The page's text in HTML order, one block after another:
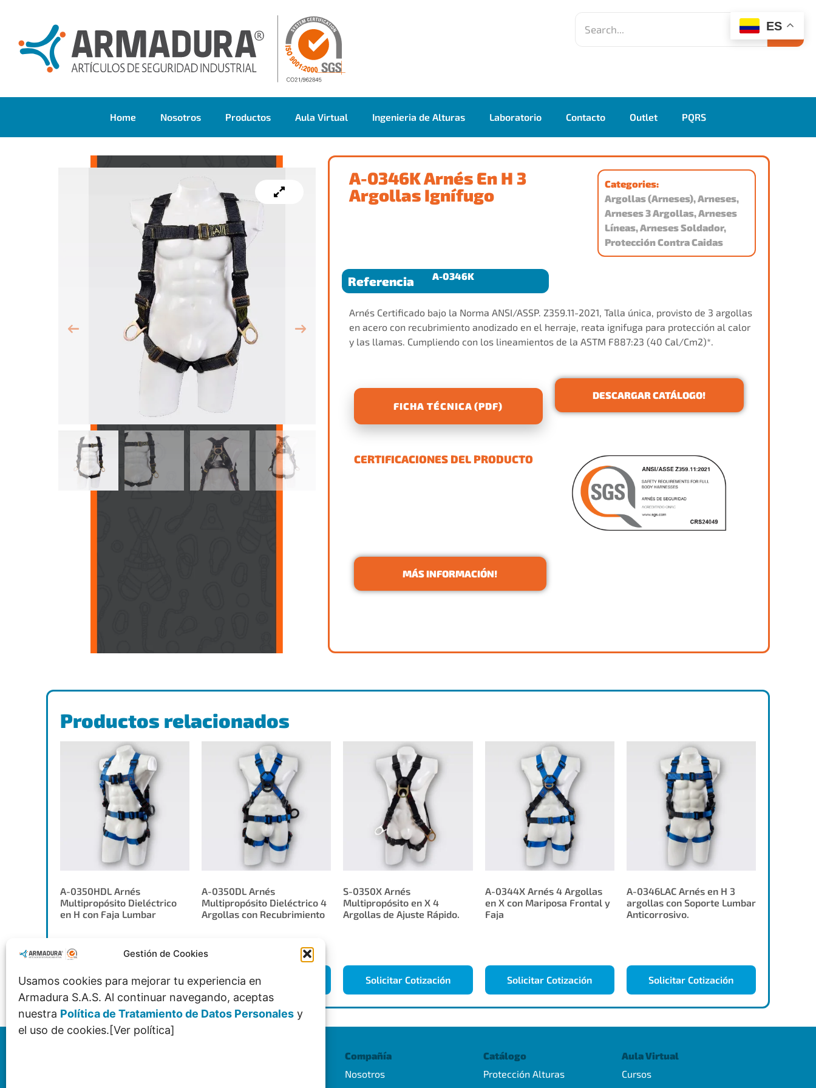
Gestión de Cookies
Usamos cookies para mejorar tu experiencia en
Armadura S.A.S. Al continuar navegando, aceptas
nuestra Política de Tratamiento de Datos Personales y
el uso de cookies.[Ver política]
Home Nosotros Productos Aula Virtual Ingenieria de Alturas Laboratorio Contacto Outlet PQRS
A-0346K Arnés En H 3
Argollas Ignífugo
Categories:
Argollas (Arneses),Arneses,
Arneses 3 Argollas,Arneses
Líneas,Arneses Soldador,
Protección Contra Caidas
Referencia A-0346K
Arnés Certificado bajo la Norma ANSI/ASSP. Z359.11-2021, Talla única, provisto de 3 argollas
en acero con recubrimiento anodizado en el herraje, reata ignifuga para protección al calor
y las llamas. Cumpliendo con los lineamientos de la ASTM F887:23 (40 Cal/Cm2)*.
FICHA TÉCNICA (PDF)
DESCARGAR CATÁLOGO!
CERTIFICACIONES DEL PRODUCTO
MÁS INFORMACIÓN!
Productos relacionados
A-0350HDL Arnés
Multipropósito Dieléctrico
en H con Faja Lumbar
Solicitar Cotización
A-0350DL Arnés
Multipropósito Dieléctrico 4
Argollas con Recubrimiento
Solicitar Cotización
S-0350X Arnés
Multipropósito en X 4
Argollas de Ajuste Rápido.
Solicitar Cotización
A-0344X Arnés 4 Argollas
en X con Mariposa Frontal y
Faja
Solicitar Cotización
A-0346LAC Arnés en H 3
argollas con Soporte Lumbar
Anticorrosivo.
Solicitar Cotización
Compañía
Nosotros
Catálogo
Protección Alturas
Aula Virtual
Cursos
ES